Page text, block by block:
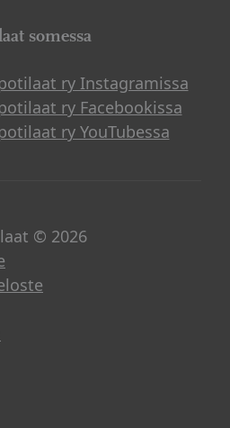
somessa
ry Instagramissa
ry Facebookissa
ry YouTubessa
© 2026